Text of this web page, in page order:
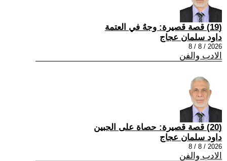
(19) قصة قصيرة: وجهٌ في العتمة
داود سلمان عجاج
2026 / 8 / 8
الادب والفن
(20) قصة قصيرة: حصاة على الجبين
داود سلمان عجاج
2026 / 8 / 8
الادب والفن